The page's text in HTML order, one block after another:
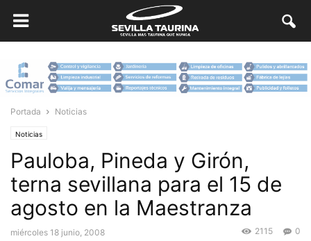
Portada Noticias
Noticias
Pauloba, Pineda y Girón,
terna sevillana para el 15 de
agosto en la Maestranza
miércoles 18 junio, 2008 0
2115